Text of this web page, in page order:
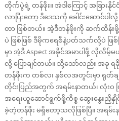
တိုက်ပွဲရဲ့ တန်ဖိုး။ အဲဒါကြောင့် အခြား
လာပြီးတော့ ဒီဒေသကို ခေါင်းဆောင်ပ
တာ ဖြစ်တယ်။ အဲ့ဒီတန်ဖိုးကို ဆက်ထိန်
ပဲ ဖြစ်ဖြစ် ဒီမိုကရေစီနဲ့ပတ်သက်လို့ပဲ ဖြစ်ဖ
မှာ အဲ့ဒီ Aspect အခိုင်အမာပါဖို့ လိုလိမ့်
လို့ ပြောချင်တယ်။ သို့သော်လည်း အခု
တန်ဖိုးက တစ်လ၊ နှစ်လအတွင်းမှာ ရုတ်ခ
တိုင်းပြည်အတွက် အရမ်းနာတယ်၊ လုံးဝ
အရေးယူဆောင်ရွက်ဖို့ကိစ္စ ဆွေးနွေးညှိ
ခဲ့တဲ့တန်ဖိုး မရှိတော့သလိုဖြစ်ပြီ။ အရမ်း